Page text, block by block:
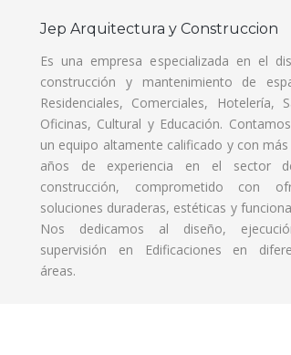
Jep Arquitectura y Construccion
Es una empresa especializada en el
construcción y mantenimiento de
Residenciales, Comerciales, Hotelería,
Oficinas, Cultural y Educación.
un equipo altamente calificado y con más
años de experiencia en el sector
construcción, comprometido con
soluciones duraderas, estéticas y
Nos dedicamos al diseño,
supervisión en Edificaciones en
áreas.